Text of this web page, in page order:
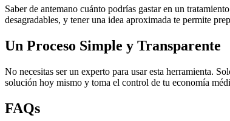
Saber de antemano cuánto podrías gastar en un
desagradables, y tener una idea aproximada te permite
Un Proceso Simple y Transparente
No necesitas ser un experto para usar esta herramienta.
solución hoy mismo y toma el control de tu economía
FAQs